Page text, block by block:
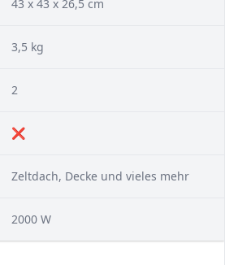
43 x 43 x 26,5 cm
3,5 kg
2
❌
Zeltdach, Decke und vieles mehr
2000 W